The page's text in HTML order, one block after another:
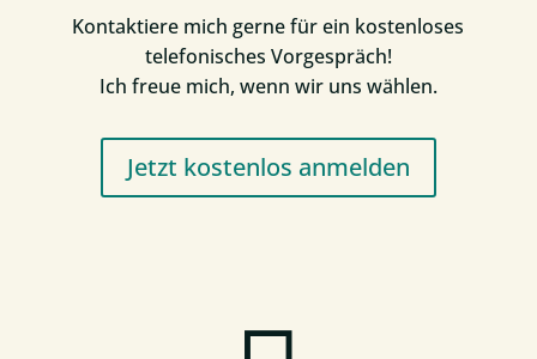
Kontaktiere mich gerne für ein kostenloses
telefonisches Vorgespräch!
Ich freue mich, wenn wir uns wählen.
Jetzt kostenlos anmelden